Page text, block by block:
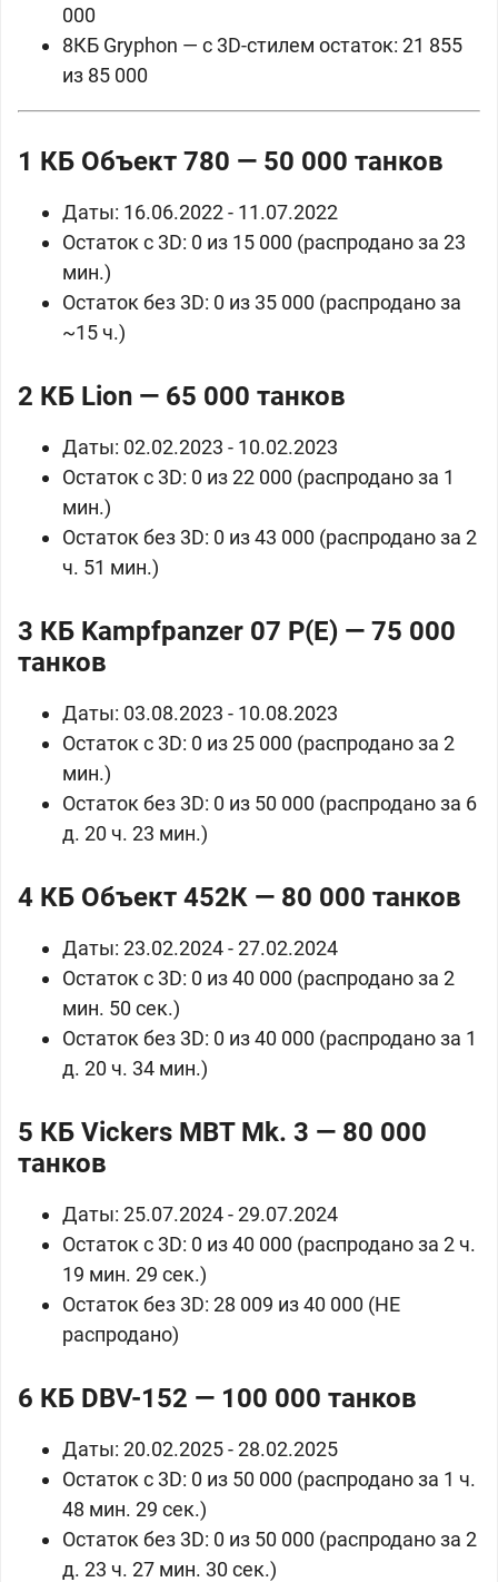
000
8КБ Gryphon — с 3D-стилем остаток: 21 855
из 85 000
1 КБ Объект 780 — 50 000 танков
Даты: 16.06.2022 - 11.07.2022
Остаток с 3D: 0 из 15 000 (распродано за 23
мин.)
Остаток без 3D: 0 из 35 000 (распродано за
~15 ч.)
2 КБ Lion — 65 000 танков
Даты: 02.02.2023 - 10.02.2023
Остаток с 3D: 0 из 22 000 (распродано за 1
мин.)
Остаток без 3D: 0 из 43 000 (распродано за 2
ч. 51 мин.)
3 КБ Kampfpanzer 07 P(E) — 75 000
танков
Даты: 03.08.2023 - 10.08.2023
Остаток с 3D: 0 из 25 000 (распродано за 2
мин.)
Остаток без 3D: 0 из 50 000 (распродано за 6
д. 20 ч. 23 мин.)
4 КБ Объект 452К — 80 000 танков
Даты: 23.02.2024 - 27.02.2024
Остаток с 3D: 0 из 40 000 (распродано за 2
мин. 50 сек.)
Остаток без 3D: 0 из 40 000 (распродано за 1
д. 20 ч. 34 мин.)
5 КБ Vickers MBT Mk. 3 — 80 000
танков
Даты: 25.07.2024 - 29.07.2024
Остаток с 3D: 0 из 40 000 (распродано за 2 ч.
19 мин. 29 сек.)
Остаток без 3D: 28 009 из 40 000 (НЕ
распродано)
6 КБ DBV-152 — 100 000 танков
Даты: 20.02.2025 - 28.02.2025
Остаток с 3D: 0 из 50 000 (распродано за 1 ч.
48 мин. 29 сек.)
Остаток без 3D: 0 из 50 000 (распродано за 2
д. 23 ч. 27 мин. 30 сек.)